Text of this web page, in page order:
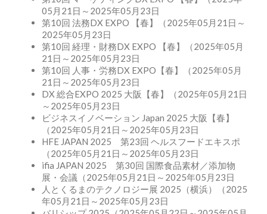
05月21日～2025年05月23日
第10回 法務DX EXPO 【春】（2025年05月21日～
2025年05月23日
第10回 経理・財務DX EXPO 【春】（2025年05月
21日～2025年05月23日
第10回 人事・労務DX EXPO【春】（2025年05月
21日～2025年05月23日
DX 総合EXPO 2025 大阪【春】（2025年05月21日
～2025年05月23日
ビジネスイノベーション Japan 2025 大阪【春】
（2025年05月21日～2025年05月23日
HFE JAPAN 2025 第23回 ヘルスフードエキスポ
（2025年05月21日～2025年05月23日
ifia JAPAN 2025 第30回 国際食品素材／添加物
展・会議（2025年05月21日～2025年05月23日
人とくるまのテクノロジー展 2025（横浜）（2025
年05月21日～2025年05月23日